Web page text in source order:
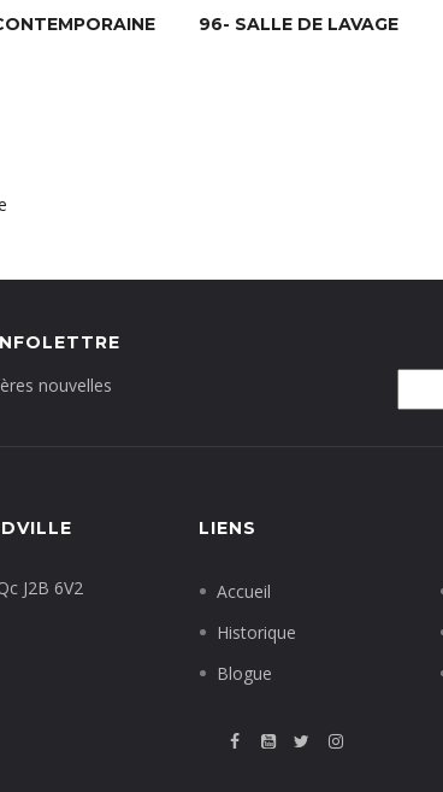
96- SALLE DE LAVAGE
nouvelles
J2B 6V2
LIENS
Accueil
Historique
Blogue